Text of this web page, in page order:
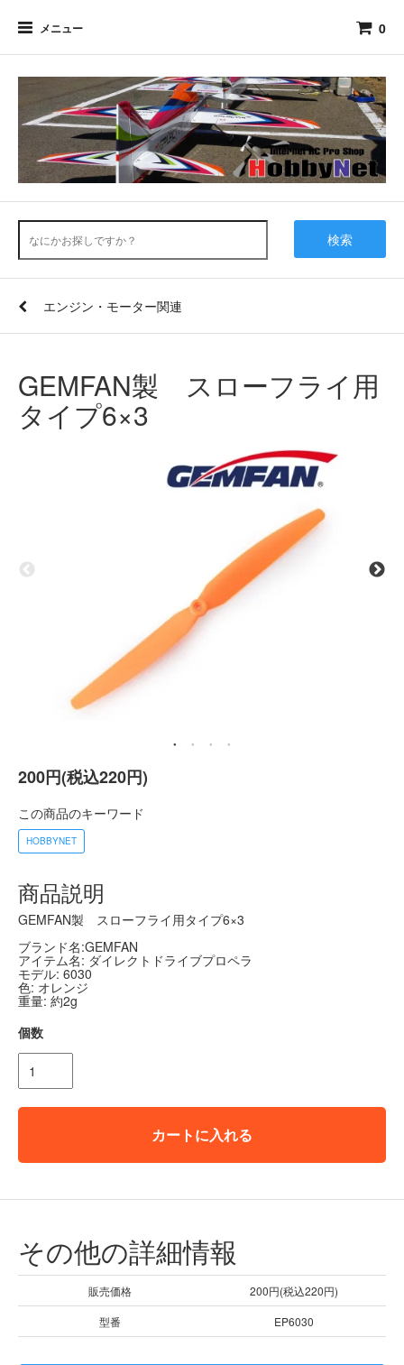
メニュー 0
検索
エンジン・モーター関連
GEMFAN製 スローフライ用
タイプ6×3
200円(税込220円)
この商品のキーワード
HOBBYNET
商品説明
GEMFAN製 スローフライ用タイプ6×3
ブランド名:GEMFAN
アイテム名: ダイレクトドライブプロペラ
モデル: 6030
色: オレンジ
重量: 約2g
個数
カートに入れる
その他の詳細情報
販売価格
200円(税込220円)
型番
EP6030